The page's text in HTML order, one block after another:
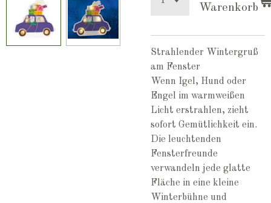
Warenkorb
Strahlender Wintergruß
am Fenster
Wenn Igel, Hund oder
Engel im warmweißen
Licht erstrahlen, zieht
sofort Gemütlichkeit ein.
Die leuchtenden
Fensterfreunde
verwandeln jede glatte
Fläche in eine kleine
Winterbühne und